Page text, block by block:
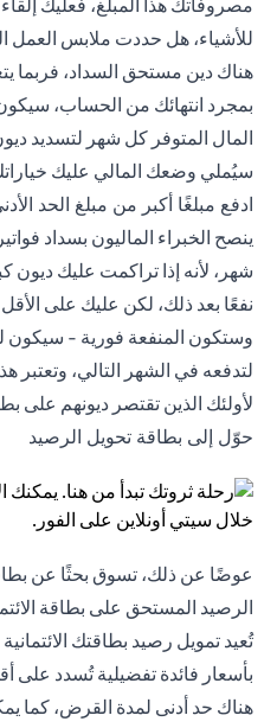
مصروفاتك هذا المبلغ، فعليك
للأشياء، هل حددت ملابس العمل
هناك دين مستحق السداد، فربما
بمجرد انتهائك من الحساب،
المال المتوفر كل شهر لتسديد
سيُملي وضعك المالي عليك
ادفع مبلغًا أكبر من مبلغ الحد
ينصح الخبراء الماليون بسداد
شهر، لأنه إذا تراكمت عليك ديون
نفعًا بعد ذلك، لكن عليك على
وستكون المنفعة فورية - سيكون
لتدفعه في الشهر التالي، وتعتبر
لأولئك الذين تقتصر ديونهم على
حوّل إلى بطاقة تحويل الرصيد
عوضًا عن ذلك، تسوق بحثًا عن
الرصيد المستحق على بطاقة
تُعيد تمويل رصيد بطاقتك
بأسعار فائدة تفضيلية تُسدد
هناك حد أدنى لمدة القرض، كما